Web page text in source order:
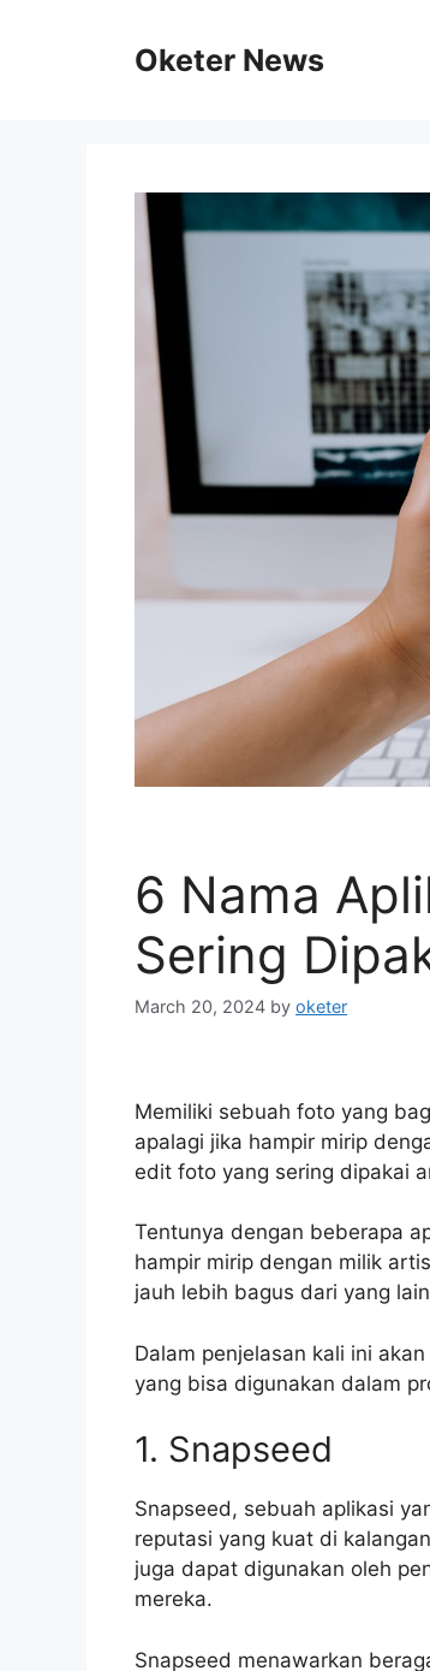
Oketer News
6 Nama
Sering
March 20, 2024 by oketer
Memiliki sebuah foto yang
apalagi jika hampir mirip
edit foto yang sering dipakai
Tentunya dengan beberapa
hampir mirip dengan milik
jauh lebih bagus dari yang
Dalam penjelasan kali ini
yang bisa digunakan dalam
1. Snapseed
Snapseed, sebuah aplikasi
reputasi yang kuat di
juga dapat digunakan oleh
mereka.
Snapseed menawarkan